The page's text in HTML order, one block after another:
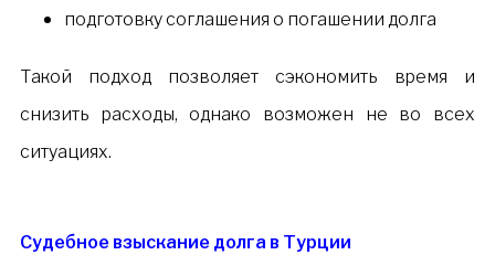
подготовку соглашения о погашении долга
Такой подход позволяет сэкономить время и
снизить расходы, однако возможен не во всех
ситуациях.
Судебное взыскание долга в Турции